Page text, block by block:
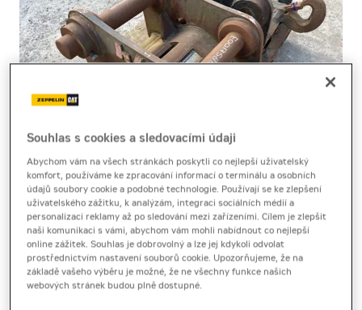
Rychloupínač CW30S
Verachtert CW30S
Souhlas s cookies a sledovacími údaji
Abychom vám na všech stránkách poskytli co nejlepší uživatelský
komfort, používáme ke zpracování informací o terminálu a osobních
údajů soubory cookie a podobné technologie. Používají se ke zlepšení
uživatelského zážitku, k analýzám, integraci sociálních médií a
personalizaci reklamy až po sledování mezi zařízeními. Cílem je zlepšit
naši komunikaci s vámi, abychom vám mohli nabídnout co nejlepší
online zážitek. Souhlas je dobrovolný a lze jej kdykoli odvolat
prostřednictvím nastavení souborů cookie. Upozorňujeme, že na
základě vašeho výběru je možné, že ne všechny funkce našich
webových stránek budou plně dostupné.